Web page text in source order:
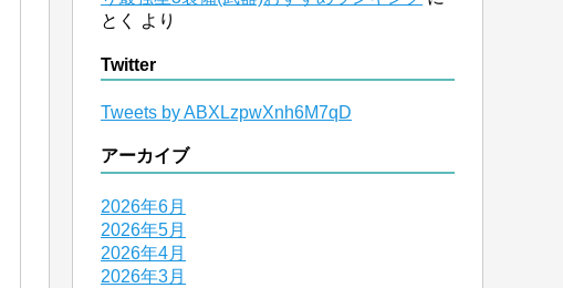
とく
より
Twitter
Tweets by ABXLzpwXnh6M7qD
アーカイブ
2026年6月
2026年5月
2026年4月
2026年3月